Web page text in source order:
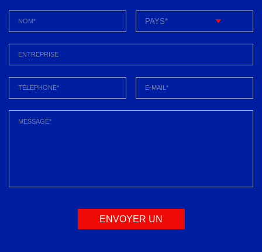
ENVOYER UN